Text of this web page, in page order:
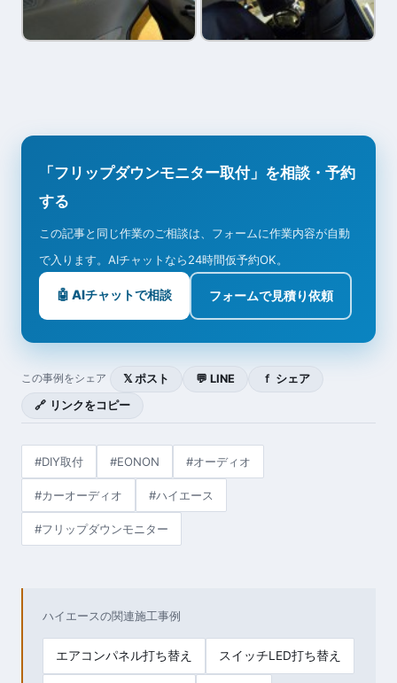
「フリップダウンモニター取付」を相談・予約
する
この記事と同じ作業のご相談は、フォームに作業内容が自動
で入ります。AIチャットなら24時間仮予約OK。
🤖 AIチャットで相談 フォームで見積り依頼
この事例をシェア 𝕏 ポスト 💬 LINE
ｆ シェア
🔗 リンクをコピー
#DIY取付 #EONON #オーディオ
#カーオーディオ #ハイエース
#フリップダウンモニター
ハイエースの関連施工事例
エアコンパネル打ち替え スイッチLED打ち替え